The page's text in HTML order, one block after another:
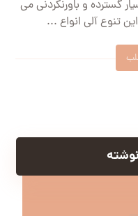
گسترده و باورنکردنی می
تنوع آلی انواع ...